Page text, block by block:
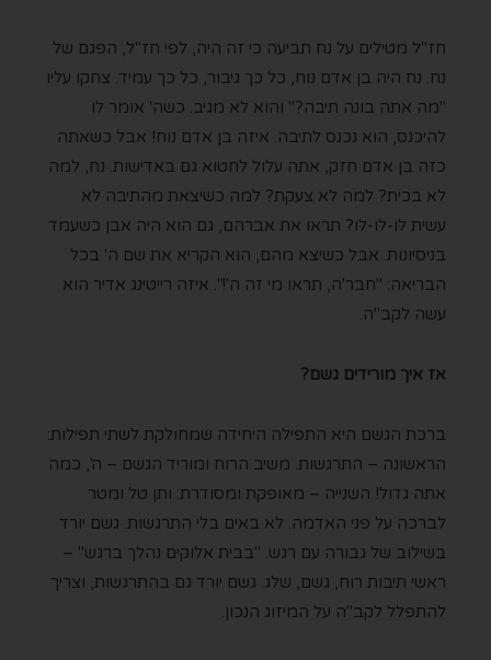
חז"ל מטילים על נח תביעה כי זה היה, לפי חז"ל, הפגם של
נח. נח היה בן אדם נוח, כל כך גיבור, כל כך עמיד. צחקו עליו
"מה אתה בונה תיבה?" והוא לא מגיב. כשה' אומר לו
להיכנס, הוא נכנס לתיבה. איזה בן אדם נוח! אבל כשאתה
כזה בן אדם חזק, אתה עלול לחטוא גם באדישות. נח, למה
לא בכית? למה לא צעקת? למה כשיצאת מהתיבה לא
עשית לּו-לּו-לּו? תראו את אברהם, גם הוא היה אבן כשעמד
בניסיונות. אבל כשיצא מהם, הוא הקריא את שם ה' בכל
הבריאה: "חבר'ה, תראו מי זה ה'!". איזה רייטינג אדיר הוא
עשה לקב"ה.
אז איך מורידים גשם?
ברכת הגשם היא התפילה היחידה שמחולקת לשתי תפילות:
הראשונה – התרגשות. משיב הרוח ומוריד הגשם – ה', כמה
אתה גדול! השנייה – מאופקת ומסודרת: ותן טל ומטר
לברכה על פני האדמה. לא באים בלי התרגשות. גשם יורד
בשילוב של גבורה עם רגש. "בבית אלוקים נהלך ברגש" –
ראשי תיבות רוח, גשם, שלג. גשם יורד גם בהתרגשות, וצריך
להתפלל לקב"ה על המיזוג הנכון.